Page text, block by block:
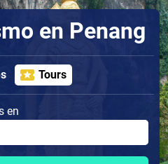
en Penang
Tours
en